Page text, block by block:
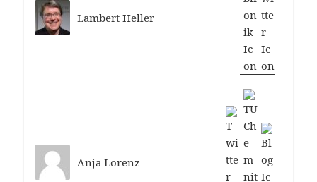
Lambert Heller
Anja Lorenz